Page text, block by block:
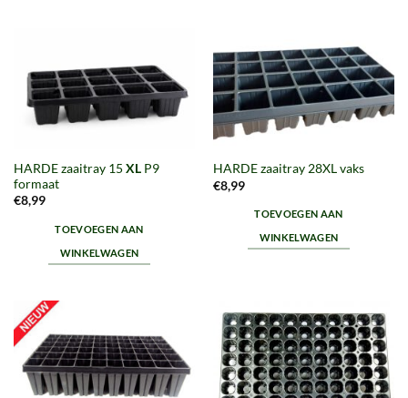
HARDE zaaitray 15 XLP9
formaat
€8,99
TOEVOEGEN AAN
WINKELWAGEN
HARDE zaaitray 28XL vaks
€8,99
TOEVOEGEN AAN
WINKELWAGEN